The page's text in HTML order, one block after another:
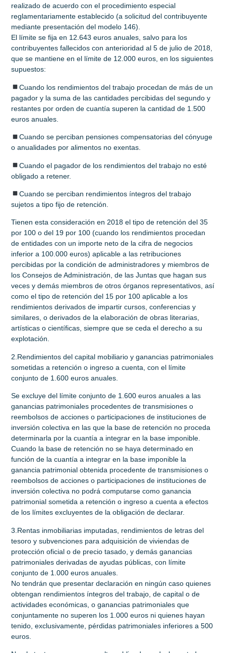
realizado de acuerdo con el procedimiento especial
reglamentariamente establecido (a solicitud del contribuyente
mediante presentación del modelo 146).
El límite se fija en 12.643 euros anuales, salvo para los
contribuyentes fallecidos con anterioridad al 5 de julio de 2018,
que se mantiene en el límite de 12.000 euros, en los siguientes
supuestos:
Cuando los rendimientos del trabajo procedan de más de un
pagador y la suma de las cantidades percibidas del segundo y
restantes por orden de cuantía superen la cantidad de 1.500
euros anuales.
Cuando se perciban pensiones compensatorias del cónyuge
o anualidades por alimentos no exentas.
Cuando el pagador de los rendimientos del trabajo no esté
obligado a retener.
Cuando se perciban rendimientos íntegros del trabajo
sujetos a tipo fijo de retención.
Tienen esta consideración en 2018 el tipo de retención del 35
por 100 o del 19 por 100 (cuando los rendimientos procedan
de entidades con un importe neto de la cifra de negocios
inferior a 100.000 euros) aplicable a las retribuciones
percibidas por la condición de administradores y miembros de
los Consejos de Administración, de las Juntas que hagan sus
veces y demás miembros de otros órganos representativos, así
como el tipo de retención del 15 por 100 aplicable a los
rendimientos derivados de impartir cursos, conferencias y
similares, o derivados de la elaboración de obras literarias,
artísticas o científicas, siempre que se ceda el derecho a su
explotación.
2.Rendimientos del capital mobiliario y ganancias patrimoniales
sometidas a retención o ingreso a cuenta, con el límite
conjunto de 1.600 euros anuales.
Se excluye del límite conjunto de 1.600 euros anuales a las
ganancias patrimoniales procedentes de transmisiones o
reembolsos de acciones o partici­paciones de instituciones de
inversión colectiva en las que la base de retención no proceda
determinarla por la cuantía a integrar en la base imponible.
Cuando la base de retención no se haya determinado en
función de la cuantía a integrar en la base imponible la
ganancia patrimonial obtenida procedente de transmisiones o
reembolsos de acciones o participaciones de instituciones de
inversión colectiva no podrá computarse como ganancia
patrimonial sometida a retención o ingreso a cuenta a efectos
de los límites excluyentes de la obligación de declarar.
3.Rentas inmobiliarias imputadas, rendimientos de letras del
tesoro y subvenciones para adquisición de viviendas de
protección oficial o de precio tasado, y demás ganancias
patrimoniales derivadas de ayudas públicas, con límite
conjunto de 1.000 euros anuales.
No tendrán que presentar declaración en ningún caso quienes
obtengan rendimientos íntegros del trabajo, de capital o de
actividades económicas, o ganancias patrimoniales que
conjuntamente no superen los 1.000 euros ni quienes hayan
tenido, exclusivamente, pérdidas patrimoniales inferiores a 500
euros.